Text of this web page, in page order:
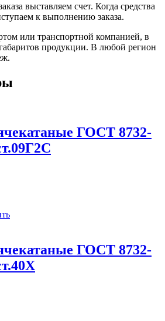
выставляем счет. Когда средства
к выполнению заказа.
или транспортной компанией, в
продукции. В любой регион
ГОСТ 8732-
ГОСТ 8732-